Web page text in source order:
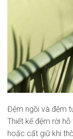
Đệm ngồi và đệm
Thiết kế đệm rời
hoặc cất giữ khi